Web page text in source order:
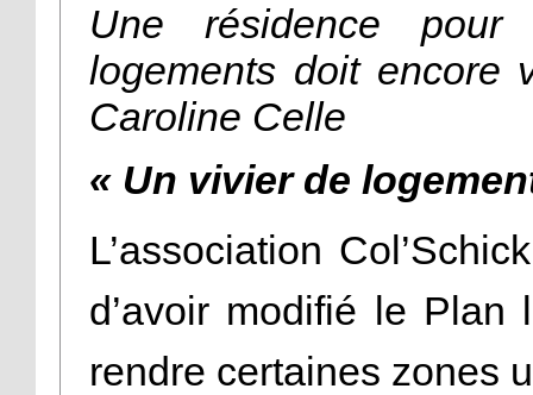
Une résidence
logements doit encore
Caroline Celle
« Un vivier de
L’association
d’avoir modifié le Plan
rendre certaines zones